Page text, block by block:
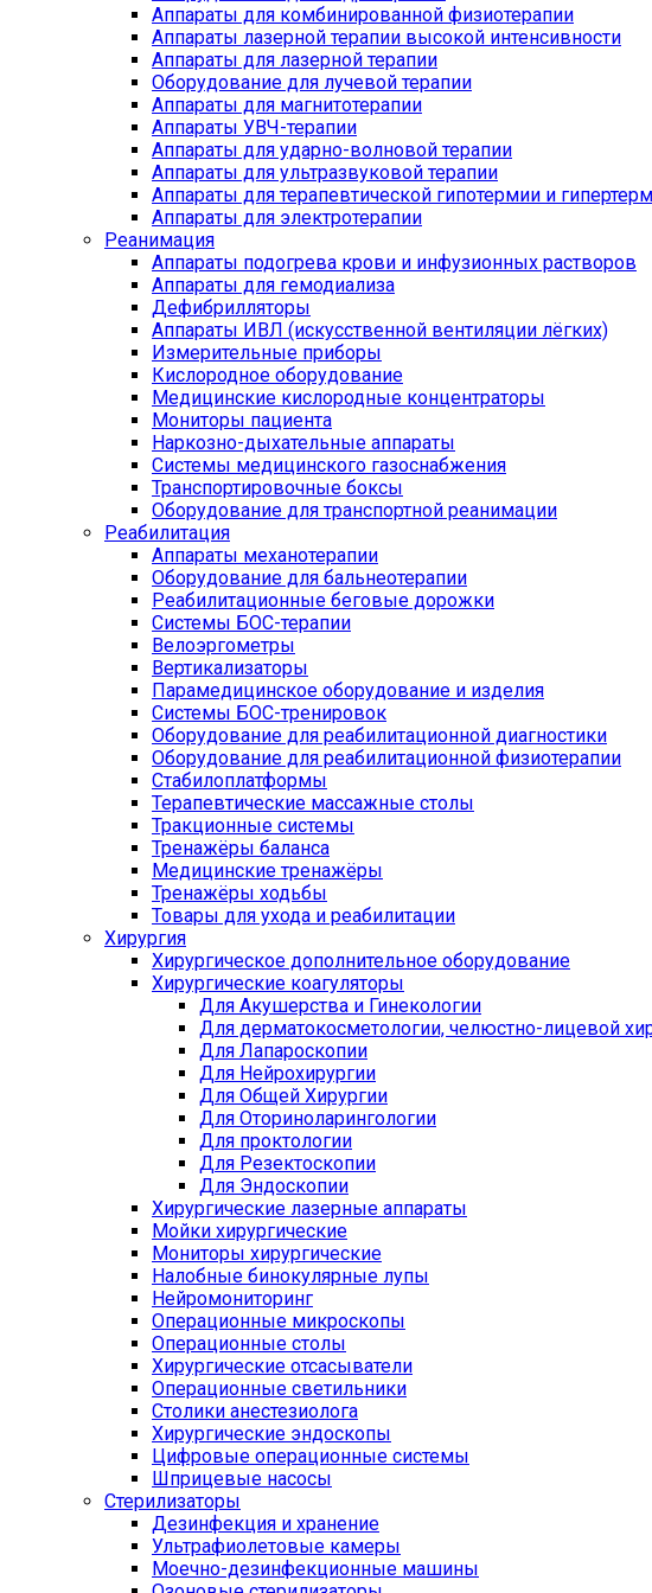
Аппараты для комбинированной физиотерапии
Аппараты лазерной терапии высокой интенсивности
Аппараты для лазерной терапии
Оборудование для лучевой терапии
Аппараты для магнитотерапии
Аппараты УВЧ-терапии
Аппараты для ударно-волновой терапии
Аппараты для ультразвуковой терапии
Аппараты для терапевтической гипотермии и
Аппараты для электротерапии
Реанимация
Аппараты подогрева крови и инфузионных растворов
Аппараты для гемодиализа
Дефибрилляторы
Аппараты ИВЛ (искусственной вентиляции лёгких)
Измерительные приборы
Кислородное оборудование
Медицинские кислородные концентраторы
Мониторы пациента
Наркозно-дыхательные аппараты
Системы медицинского газоснабжения
Транспортировочные боксы
Оборудование для транспортной реанимации
Реабилитация
Аппараты механотерапии
Оборудование для бальнеотерапии
Реабилитационные беговые дорожки
Системы БОС-терапии
Велоэргометры
Вертикализаторы
Парамедицинское оборудование и изделия
Системы БОС-тренировок
Оборудование для реабилитационной диагностики
Оборудование для реабилитационной физиотерапии
Стабилоплатформы
Терапевтические массажные столы
Тракционные системы
Тренажёры баланса
Медицинские тренажёры
Тренажёры ходьбы
Товары для ухода и реабилитации
Хирургия
Хирургическое дополнительное оборудование
Хирургические коагуляторы
Для Акушерства и Гинекологии
Для дерматокосметологии, челюстно-лицевой
Для Лапароскопии
Для Нейрохирургии
Для Общей Хирургии
Для Оториноларингологии
Для проктологии
Для Резектоскопии
Для Эндоскопии
Хирургические лазерные аппараты
Мойки хирургические
Мониторы хирургические
Налобные бинокулярные лупы
Нейромониторинг
Операционные микроскопы
Операционные столы
Хирургические отсасыватели
Операционные светильники
Столики анестезиолога
Хирургические эндоскопы
Цифровые операционные системы
Шприцевые насосы
Стерилизаторы
Дезинфекция и хранение
Ультрафиолетовые камеры
Моечно-дезинфекционные машины